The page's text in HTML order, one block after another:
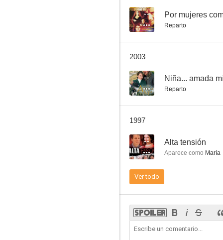
-- Por mujeres
Reparto
2003
-- Niña... amada
Reparto
1997
-- Alta tensión
Aparece como María
Ver todo